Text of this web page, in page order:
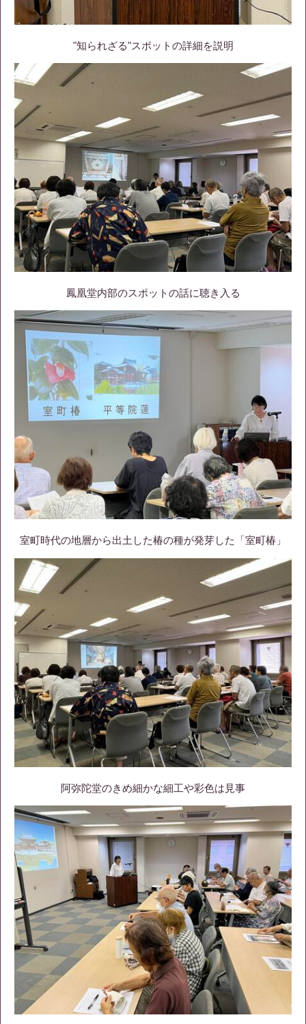
"知られざる"スポットの詳細を説明
鳳凰堂内部のスポットの話に聴き入る
室町時代の地層から出土した椿の種が発芽した「室町椿」
阿弥陀堂のきめ細かな細工や彩色は見事